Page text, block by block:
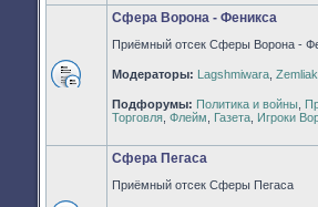
непрочитанных
сообщений
Сфера Ворона - Феникса
Приёмный отсек Сферы Ворона -
Модераторы: Lagshmiwara Zemliak
Подфорумы: Политика и войны
Торговля Флейм Газета Игроки
Сфера Пегаса
Приёмный отсек Сферы Пегаса